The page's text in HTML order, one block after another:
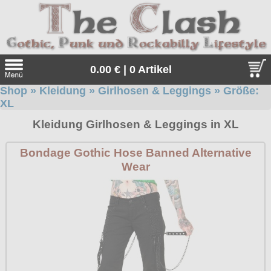
0.00 € | 0 Artikel
Sprache:
Angebote
Sonderangebote
Geschenketipps
Gratis
Kleidung/Gothic
alle Artikel
Girlblusen
Punkrock
Shop » Kleidung » Girlhosen & Leggings » Größe:
XL
Kleidung Girlhosen & Leggings in XL
Bondage Gothic Hose Banned Alternative
Wear